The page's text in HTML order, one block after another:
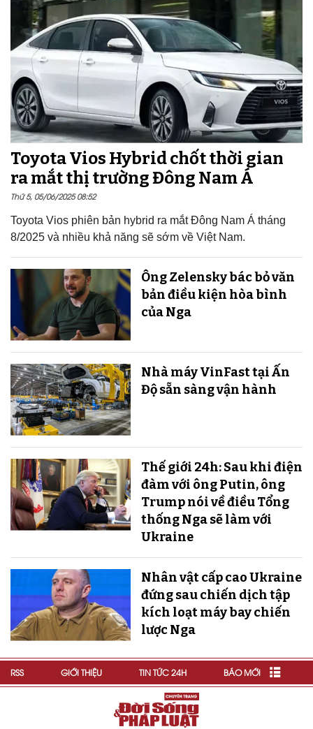
Toyota Vios Hybrid chốt thời gian
ra mắt thị trường Đông Nam Á
Thứ 5, 05/06/2025 08:52
Toyota Vios phiên bản hybrid ra mắt Đông Nam Á tháng
8/2025 và nhiều khả năng sẽ sớm về Việt Nam.
Ông Zelensky bác bỏ văn
bản điều kiện hòa bình
của Nga
Nhà máy VinFast tại Ấn
Độ sẵn sàng v​​​​​​​ận hành
Thế giới 24h: Sau khi điện
đàm với ông Putin, ông
Trump nói về điều Tổng
thống Nga sẽ làm với
Ukraine
Nhân vật cấp cao Ukraine
đứng sau chiến dịch tập
kích loạt máy bay chiến
lược Nga
RSS GIỚI THIỆU TIN TỨC 24H BÁO MỚI